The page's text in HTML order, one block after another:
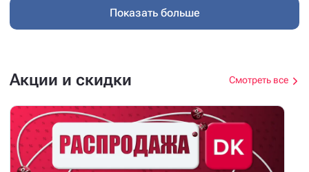
Показать больше
Акции и скидки Смотреть все